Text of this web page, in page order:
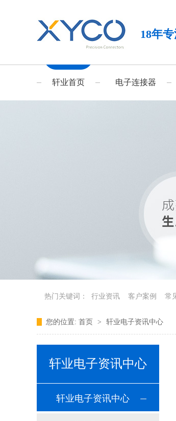
18年
轩业首页 电子连接器
热门关键词： 行业资讯 客户案例 常
您的位置: 首页 > 轩业电子资讯中心
轩业电子资讯中心
轩业电子资讯中心